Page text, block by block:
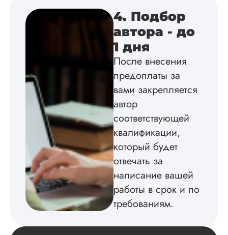
соответствии с
Взаимодействие с
клиентами
по всем вопросам.
Благодарен.
Инна
Диссертация
Магистерскую
4. Подбор
автора - до
1 дня
После внесения
предоплаты за
вами закрепляется
автор
соответствующей
квалификации,
который будет
отвечать за
написание вашей
работы в срок и по
требованиям.